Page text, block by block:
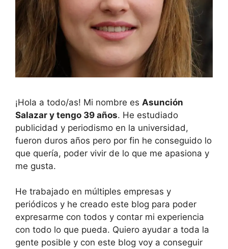
¡Hola a todo/as! Mi nombre es Asunción
Salazar y tengo 39 años. He estudiado
publicidad y periodismo en la universidad,
fueron duros años pero por fin he conseguido lo
que quería, poder vivir de lo que me apasiona y
me gusta.
He trabajado en múltiples empresas y
periódicos y he creado este blog para poder
expresarme con todos y contar mi experiencia
con todo lo que pueda. Quiero ayudar a toda la
gente posible y con este blog voy a conseguir